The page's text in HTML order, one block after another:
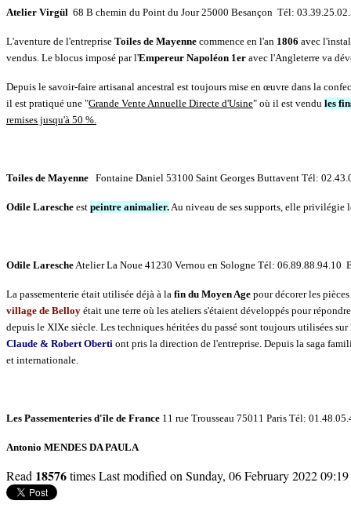
Atelier Virgül 68 B chemin du Point du Jour 25000 Besançon Tél:
L'aventure de l'entreprise Toiles de Mayenne commence en l'an 1806 avec
vendus. Le blocus imposé par l'Empereur Napoléon 1er avec l'Angleterre va
Depuis le savoir-faire artisanal ancestral est toujours mise en œuvre dans la
il est pratiqué une "Grande Vente Annuelle Directe d'Usine" où il est vendu les
remises jusqu'à 50 %.
Toiles de Mayenne Fontaine Daniel 53100 Saint Georges Buttavent Tél:
Odile Laresche est peintre animalier.Au niveau de ses supports, elle privilégie
Odile LarescheAtelier La Noue 41230 Vernou en Sologne Tél: 06.89.88.94.10
La passementerie était utilisée déjà à la fin du Moyen Age pour décorer les
village de Belloy était une terre où les ateliers s'étaient développés pour
depuis le XIXe siècle. Les techniques héritées du passé sont toujours utilisées
Claude & Robert Oberti ont pris la direction de l'entreprise. Depuis la saga
et internationale.
Les Passementeries d'île de France 11 rue Trousseau 75011 Paris Tél:
Antonio MENDES DA PAULA
Read 18576timesLast modified on Sunday, 06 February 2022 09:19